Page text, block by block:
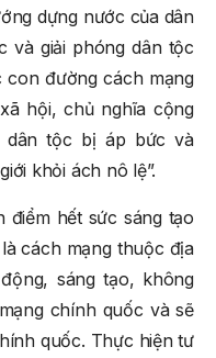
dựng nước của dân
và giải phóng dân tộc
đường cách mạng
hội, chủ nghĩa cộng
dân tộc bị áp bức và
khỏi ách nô lệ”.
điểm hết sức sáng tạo
cách mạng thuộc địa
sáng tạo, không
chính quốc và sẽ
quốc. Thực hiện tư